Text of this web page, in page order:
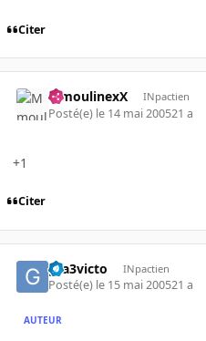
Citer
MmoulinexX INpactien
Posté(e) le 14 mai 200521 a
+1
Citer
gta3victo INpactien
Posté(e) le 15 mai 200521 a
AUTEUR